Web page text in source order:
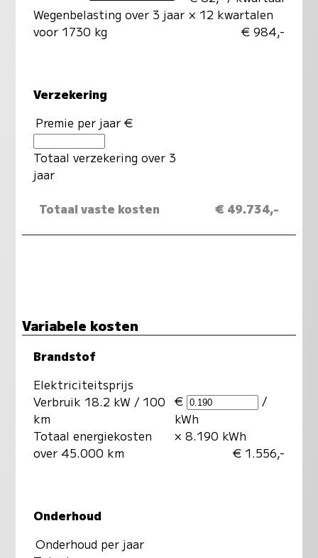
Wegenbelasting over 3 jaar
voor 1730 kg
× 12 kwartalen
€ 984,-
Verzekering
Premie per jaar €
Totaal verzekering over 3
jaar
Totaal vaste kosten € 49.734,-
Variabele kosten
Brandstof
Elektriciteitsprijs
Verbruik 18.2 kW / 100
km
Totaal energiekosten
over 45.000 km
€
/
kWh
× 8.190 kWh
€ 1.556,-
Onderhoud
Onderhoud per jaar